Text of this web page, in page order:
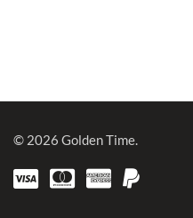
© 2026 Golden Time.